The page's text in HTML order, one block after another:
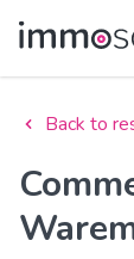
Back to
Commercial for rent in